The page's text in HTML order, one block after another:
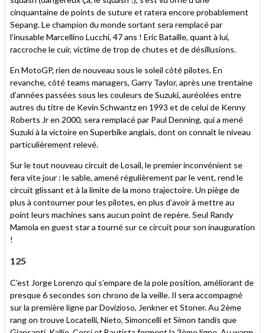
cinquantaine de points de suture et ratera encore probablement
Sepang. Le champion du monde sortant sera remplacé par
l’inusable Marcellino Lucchi, 47 ans ! Eric Bataille, quant à lui,
raccroche le cuir, victime de trop de chutes et de désillusions.
En MotoGP, rien de nouveau sous le soleil côté pilotes. En
revanche, côté teams managers, Garry Taylor, après une trentaine
d’années passées sous les couleurs de Suzuki, auréolées entre
autres du titre de Kevin Schwantz en 1993 et de celui de Kenny
Roberts Jr en 2000, sera remplacé par Paul Denning, qui a mené
Suzuki à la victoire en Superbike anglais, dont on connaît le niveau
particulièrement relevé.
Sur le tout nouveau circuit de Losail, le premier inconvénient se
fera vite jour : le sable, amené régulièrement par le vent, rend le
circuit glissant et à la limite de la mono trajectoire. Un piège de
plus à contourner pour les pilotes, en plus d’avoir à mettre au
point leurs machines sans aucun point de repère. Seul Randy
Mamola en guest star a tourné sur ce circuit pour son inauguration
!
125
C’est Jorge Lorenzo qui s’empare de la pole position, améliorant de
presque 6 secondes son chrono de la veille. Il sera accompagné
sur la première ligne par Dovizioso, Jenkner et Stoner. Au 2ème
rang on trouve Locatelli, Nieto, Simoncelli et Simon tandis que